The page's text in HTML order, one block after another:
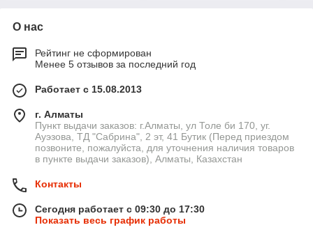
О нас
Рейтинг не сформирован
Менее 5 отзывов за последний год
Работает с 15.08.2013
г. Алматы
Пункт выдачи заказов: г.Алматы, ул Толе би 170, уг.
Ауэзова, ТД "Сабрина", 2 эт, 41 Бутик (Перед приездом
позвоните, пожалуйста, для уточнения наличия товаров
в пункте выдачи заказов), Алматы, Казахстан
Контакты
Сегодня работает с 09:30 до 17:30
Показать весь график работы